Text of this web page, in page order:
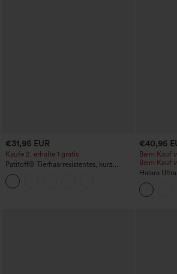
€31,95 EUR
Kaufe 2, erhalte 1 gratis
Patitoff® Tierhaarresistentes, kurz
geschnittenes, ärmelloses Yoga-Tanktop
mit Rundhalsausschnitt
€40,95
Beim Kauf
Beim Kauf
Halara
Racerback
integriertem